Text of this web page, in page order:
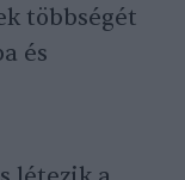
többségét
és